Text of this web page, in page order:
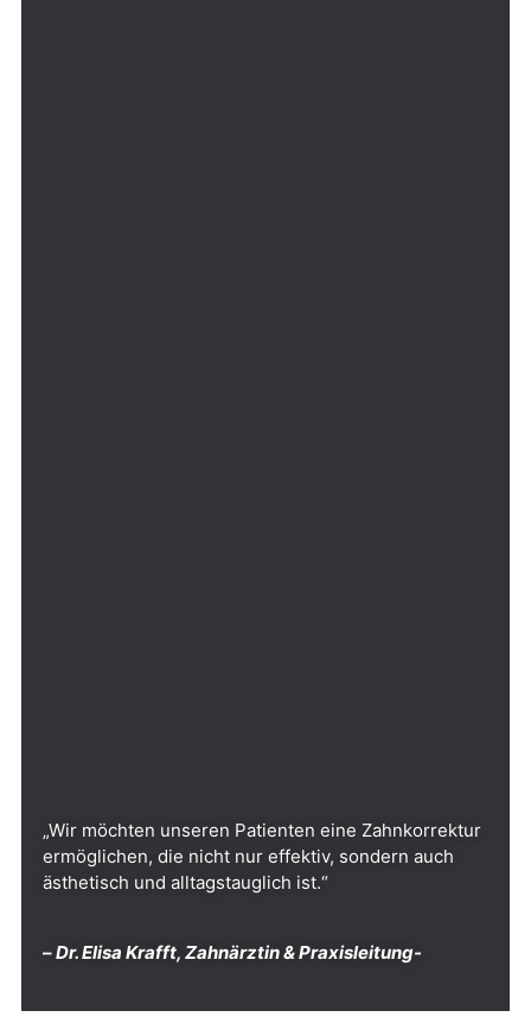
„Wir möchten unseren Patienten eine Zahnkorrektur
ermöglichen, die nicht nur effektiv, sondern auch
ästhetisch und alltagstauglich ist.“
–Dr. Elisa Krafft, Zahnärztin & Praxisleitung-